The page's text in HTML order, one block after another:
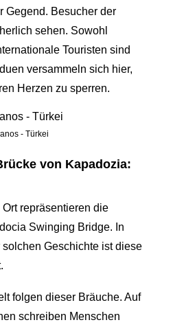
Gegend. Besucher der
sehen. Sowohl
Touristen sind
versammeln sich hier,
Herzen zu sperren.
- Türkei
von Kapadozia:
repräsentieren die
Swinging Bridge. In
Geschichte ist diese
folgen dieser Bräuche. Auf
schreiben Menschen